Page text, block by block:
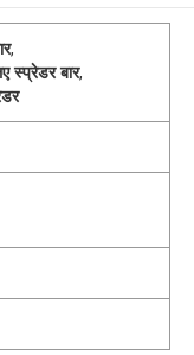
,
स्प्रेडर बार,